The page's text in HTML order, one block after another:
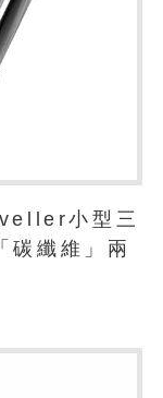
小型三
碳纖維」兩